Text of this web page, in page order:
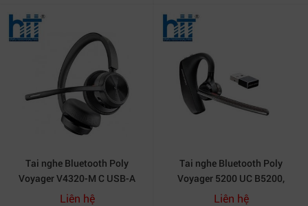
Tai nghe Bluetooth Poly
Voyager V4320-M C USB-A
(77Y98AA)
Liên hệ
Tai nghe Bluetooth Poly
Voyager 5200 UC B5200,
BT700 (7K2F3AA)
Liên hệ